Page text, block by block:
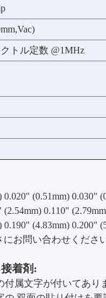
トル定数 @1MHz
0.020" (0.51mm) 0.030"
(2.54mm) 0.110"
0.190" (4.83mm) 0.200"
にお問い合わせくださ
着剤:
付属文字が付いてあり